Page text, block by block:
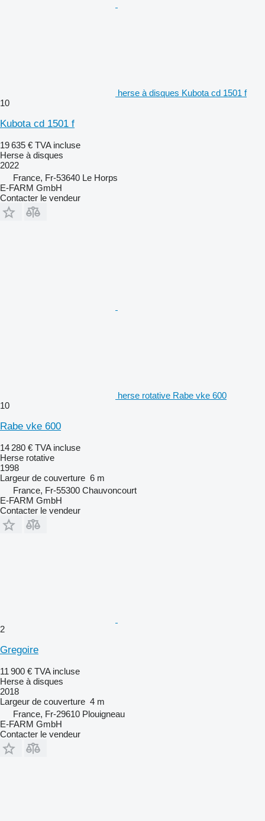
herse à disques Kubota cd 1501 f
10
Kubota cd 1501 f
19 635 € TVA incluse
Herse à disques
2022
France, Fr-53640 Le Horps
E-FARM GmbH
Contacter le vendeur
herse rotative Rabe vke 600
10
Rabe vke 600
14 280 € TVA incluse
Herse rotative
1998
Largeur de couverture 6 m
France, Fr-55300 Chauvoncourt
E-FARM GmbH
Contacter le vendeur
2
Gregoire
11 900 € TVA incluse
Herse à disques
2018
Largeur de couverture 4 m
France, Fr-29610 Plouigneau
E-FARM GmbH
Contacter le vendeur